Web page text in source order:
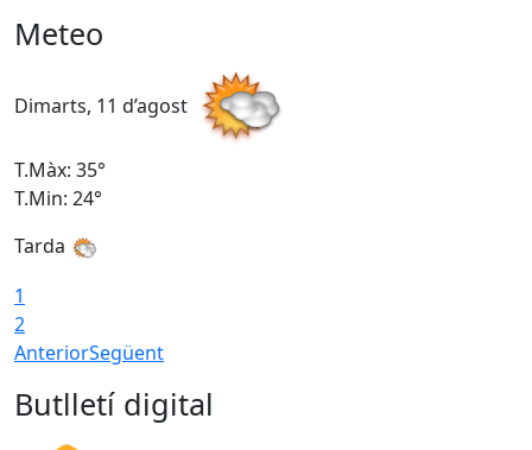
Meteo
Dimarts, 11 d’agost
T.Màx: 35°
T.Min: 24°
Tarda
1
2
AnteriorSegüent
Butlletí digital